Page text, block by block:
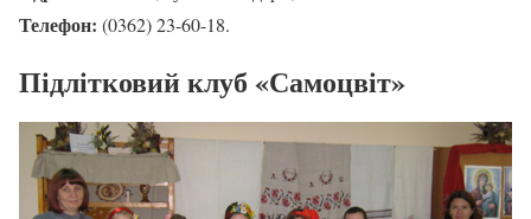
Телефон: (0362) 23-60-18.
Підлітковий клуб «Самоцвіт»